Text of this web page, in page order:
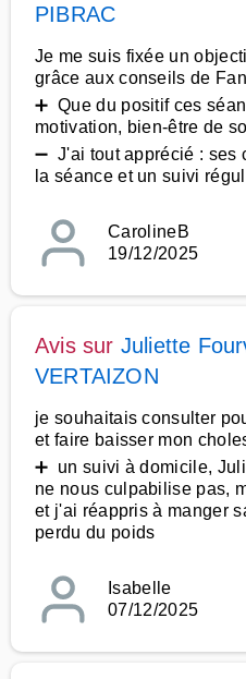
PIBRAC
Je me suis fixée un
grâce aux conseils de
➕ Que du positif ces
motivation, bien-être de
➖ J'ai tout apprécié : ses
la séance et un suivi
CarolineB
19/12/2025
Avis sur Juliette
VERTAIZON
je souhaitais consulter
et faire baisser mon
➕ un suivi à domicile,
ne nous culpabilise pas,
et j'ai réappris à manger
perdu du poids
Isabelle
07/12/2025